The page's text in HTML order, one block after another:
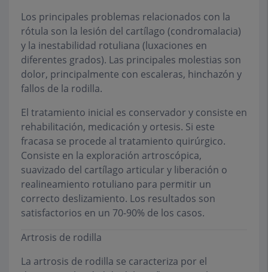
Los principales problemas relacionados con la
rótula son la lesión del cartílago (condromalacia)
y la inestabilidad rotuliana (luxaciones en
diferentes grados). Las principales molestias son
dolor, principalmente con escaleras, hinchazón y
fallos de la rodilla.
El tratamiento inicial es conservador y consiste en
rehabilitación, medicación y ortesis. Si este
fracasa se procede al tratamiento quirúrgico.
Consiste en la exploración artroscópica,
suavizado del cartílago articular y liberación o
realineamiento rotuliano para permitir un
correcto deslizamiento. Los resultados son
satisfactorios en un 70-90% de los casos.
Artrosis de rodilla
La artrosis de rodilla se caracteriza por el